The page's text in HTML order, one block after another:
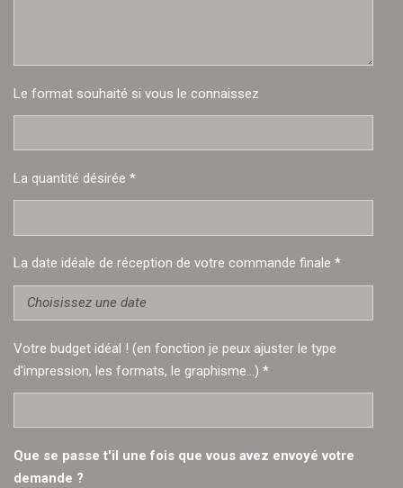
Le format souhaité si vous le connaissez
La quantité désirée *
La date idéale de réception de votre commande finale *
Votre budget idéal ! (en fonction je peux ajuster le type
d'impression, les formats, le graphisme...) *
Que se passe t'il une fois que vous avez envoyé votre
demande ?